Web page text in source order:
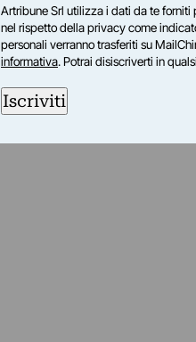
Artribune Srl utilizza i dati da te forniti
nel rispetto della privacy come
personali verranno trasferiti su
informativa. Potrai disiscriverti in
Iscriviti